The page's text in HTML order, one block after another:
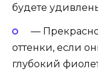
будете
—
оттенки, если
глубокий